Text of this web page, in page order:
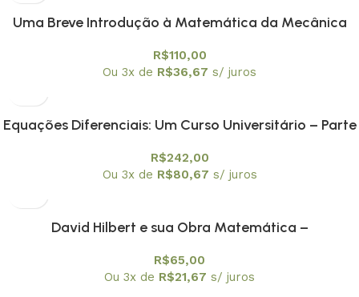
Uma Breve Introdução à Matemática da Mecânica
R$110,00
Ou 3x de R$36,67 s/ juros
Equações Diferenciais: Um Curso Universitário – Parte
R$242,00
Ou 3x de R$80,67 s/ juros
David Hilbert e sua Obra Matemática –
R$65,00
Ou 3x de R$21,67 s/ juros